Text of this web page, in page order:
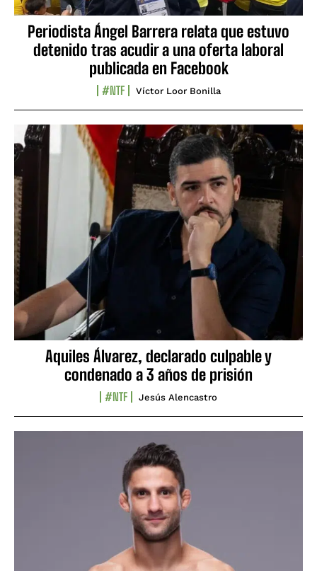
Periodista Ángel Barrera relata que estuvo
detenido tras acudir a una oferta laboral
publicada en Facebook
#NTF Víctor Loor Bonilla
Aquiles Álvarez, declarado culpable y
condenado a 3 años de prisión
#NTF Jesús Alencastro